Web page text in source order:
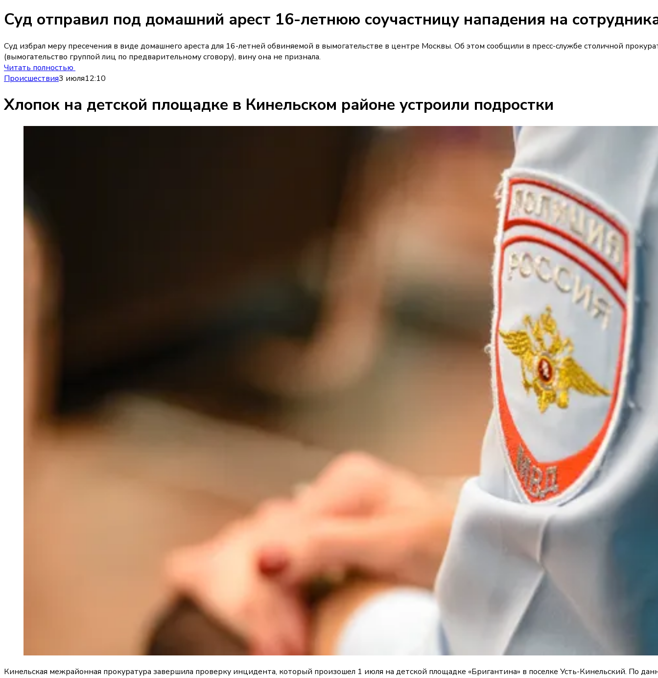
Суд отправил под домашний арест 16-летнюю соучастницу нападения на
Суд избрал меру пресечения в виде домашнего ареста для 16-летней обвиняемой в вымогательстве в центре Москвы. Об этом сообщили в пресс-службе столичной
(вымогательство группой лиц по предварительному сговору), вину она не признала.
Читать полностью
Происшествия3 июля12:10
Хлопок на детской площадке в Кинельском районе устроили подростки
Кинельская межрайонная прокуратура завершила проверку инцидента, который произошел 1 июля на детской площадке «Бригантина» в поселке Усть-Кинельский. По